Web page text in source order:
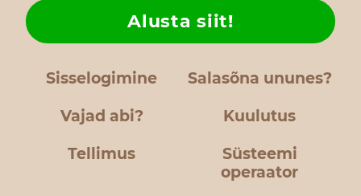
Sisselogimine Salasõna ununes?
Vajad abi?
Alusta siit!
Kuulutus
Tellimus
Süsteemi
operaator